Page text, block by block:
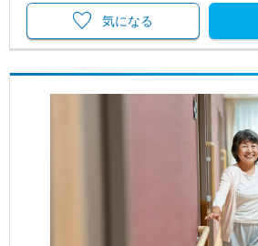
気になる